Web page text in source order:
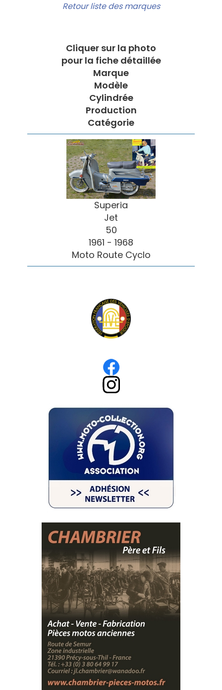
Retour liste des marques
Cliquer sur la photo
pour la fiche détaillée
Marque
Modèle
Cylindrée
Production
Catégorie
Superia
Jet
50
1961 - 1968
Moto Route Cyclo